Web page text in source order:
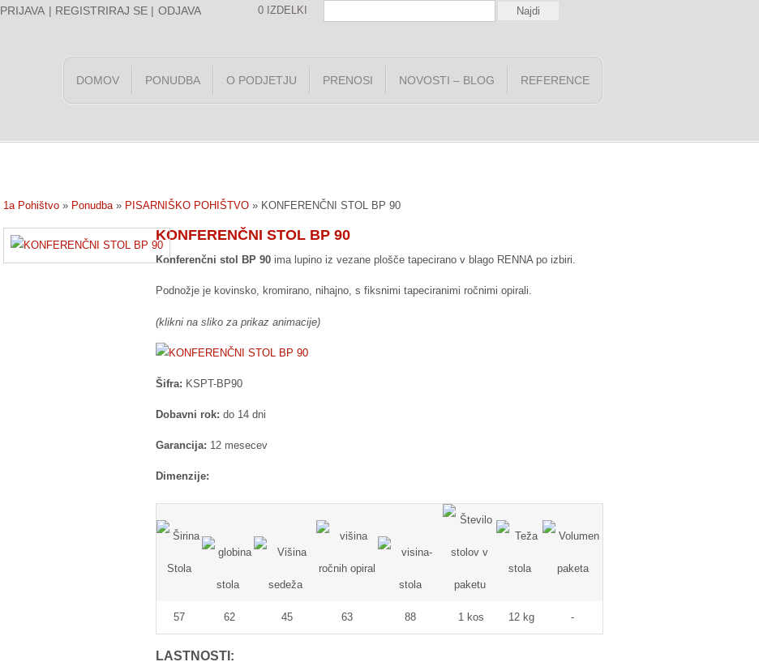
0 IZDELKI
ODJAVA
| REGISTRIRAJ SE |
PRIJAVA
DOMOV PONUDBA O PODJETJU PRENOSI NOVOSTI – BLOG REFERENCE
1a Pohištvo » Ponudba» PISARNIŠKO POHIŠTVO » KONFERENČNI STOL BP 90
KONFERENČNI STOL BP 90
Konferenčni stol BP 90 ima lupino iz vezane plošče tapecirano v blago RENNA po izbiri.
Podnožje je kovinsko, kromirano, nihajno, s fiksnimi tapeciranimi ročnimi opirali.
(klikni na sliko za prikaz animacije)
Šifra: KSPT-BP90
Dobavni rok: do 14 dni
Garancija: 12 mesecev
Dimenzije:
57 62 45 63 88 1 kos 12 kg -
LASTNOSTI: